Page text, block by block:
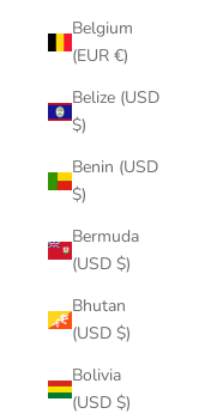
Belgium
(EUR €)
Belize (USD
$)
Benin (USD
$)
Bermuda
(USD $)
Bhutan
(USD $)
Bolivia
(USD $)